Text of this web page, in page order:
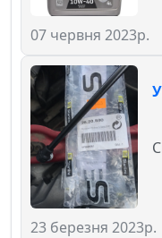
07 червня 2023р.
23 березня 2023р.